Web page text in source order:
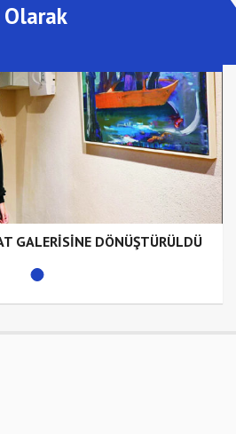
GALERİSİNE DÖNÜŞTÜRÜLDÜ